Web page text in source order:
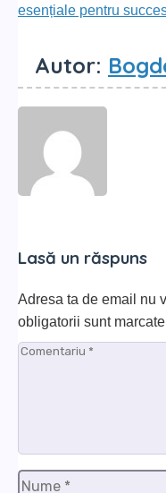
articole
esențiale pentru
Autor:
Lasă un răspuns
Adresa ta de email nu
obligatorii sunt marcate
Comentariu
Nume